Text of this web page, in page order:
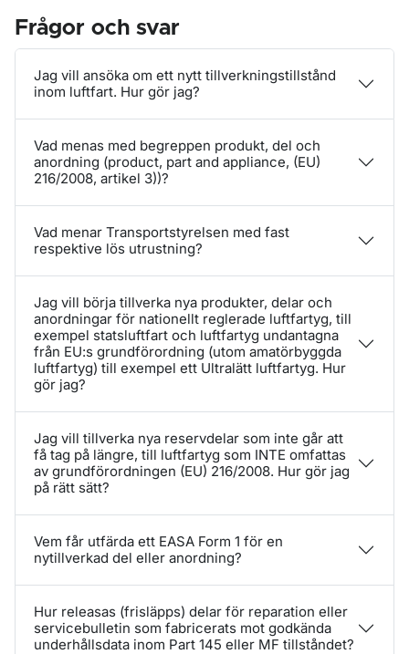
Frågor och svar
Jag vill ansöka om ett nytt tillverkningstillstånd
inom luftfart. Hur gör jag?
Vad menas med begreppen produkt, del och
anordning (product, part and appliance, (EU)
216/2008, artikel 3))?
Vad menar Transportstyrelsen med fast
respektive lös utrustning?
Jag vill börja tillverka nya produkter, delar och
anordningar för nationellt reglerade luftfartyg, till
exempel statsluftfart och luftfartyg undantagna
från EU:s grundförordning (utom amatörbyggda
luftfartyg) till exempel ett Ultralätt luftfartyg. Hur
gör jag?
Jag vill tillverka nya reservdelar som inte går att
få tag på längre, till luftfartyg som INTE omfattas
av grundförordningen (EU) 216/2008. Hur gör jag
på rätt sätt?
Vem får utfärda ett EASA Form 1 för en
nytillverkad del eller anordning?
Hur releasas (frisläpps) delar för reparation eller
servicebulletin som fabricerats mot godkända
underhållsdata inom Part 145 eller MF tillståndet?